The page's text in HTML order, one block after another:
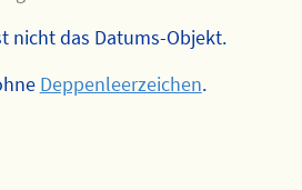
nicht das Datums-Objekt.
Deppenleerzeichen.